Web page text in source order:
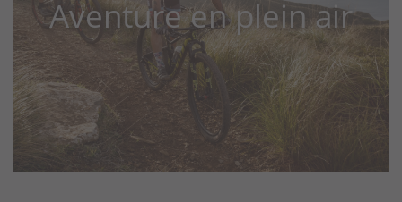
Aventure en plein air